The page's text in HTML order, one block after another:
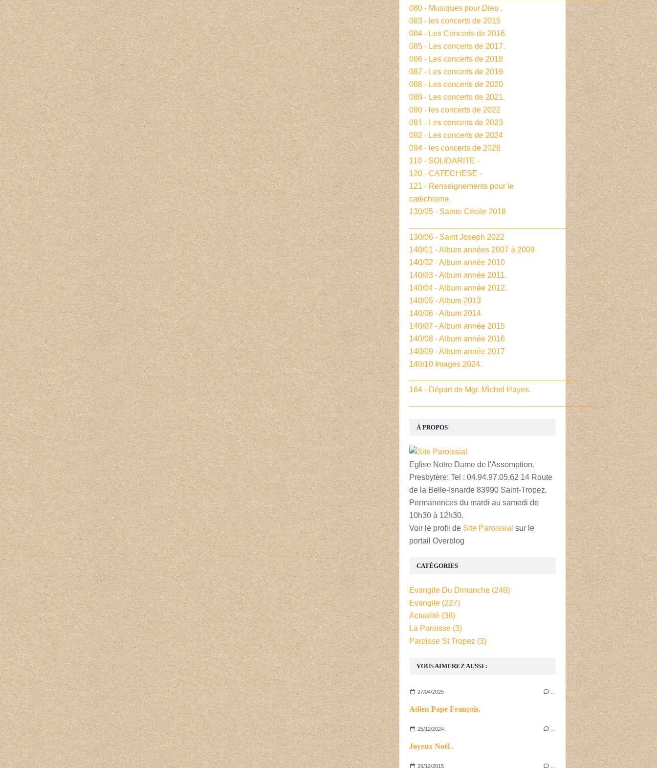
À PROPOS
Eglise Notre Dame de l'Assomption.
Presbytère: Tel : 04.94.97.05.62 14 Route
de la Belle-Isnarde 83990 Saint-Tropez.
Permanences du mardi au samedi de
10h30 à 12h30.
Voir le profil de Site Paroissial sur le
portail Overblog
VOUS AIMEREZ AUSSI :
27/04/2025
Adieu Pape François.
25/12/2024
Joyeux Noël .
26/12/2015
080 - Musiques pour Dieu .
083 - les concerts de 2015
084 - Les Concerts de 2016.
085 - Les concerts de 2017.
086 - Les concerts de 2018
087 - Les concerts de 2019
088 - Les concerts de 2020
089 - Les concerts de 2021.
090 - les concerts de 2022
091 - Les concerts de 2023
092 - Les concerts de 2024
094 - les concerts de 2026
110 - SOLIDARITE -
120 - CATECHESE -
121 - Renseignements pour le
catéchisme.
130/05 - Sainte Cécile 2018
____________________________________
130/06 - Saint Joseph 2022
140/01 - Album années 2007 à 2009
140/02 - Album année 2010
140/03 - Album année 2011.
140/04 - Album année 2012.
140/05 - Album 2013
140/06 - Album 2014
140/07 - Album année 2015
140/08 - Album année 2016
140/09 - Album année 2017
140/10 Images 2024.
______________________________________
164 - Départ de Mgr. Michel Hayes.
__________________________________________
CATÉGORIES
Evangile Du Dimanche (246)
Evangile (227)
Actualité (38)
La Paroisse (3)
Paroisse St Tropez (3)